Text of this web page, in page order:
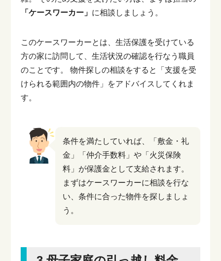
「ケースワーカー」 に相談しましょう。
このケースワーカーとは、生活保護を受けている
方の家に訪問して、生活状況の確認を行なう職員
のことです。
物件探しの相談をすると「支援を受
けられる範囲内の物件」をアドバイスしてくれま
す。
条件を満たしていれば、「敷金・礼
金」「仲介手数料」や「火災保険
料」が保護金として支給されます。
まずはケースワーカーに相談を行な
い、条件に合った物件を探しましょ
う。